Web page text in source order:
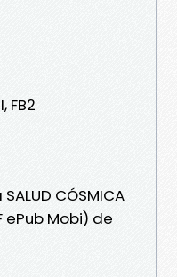
FB2
CÓSMICA
ePub Mobi) de